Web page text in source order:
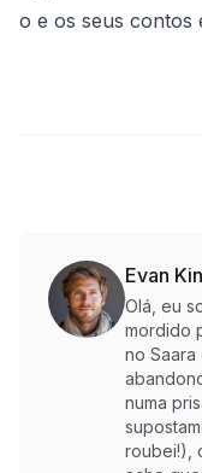
o e os seus contos
Evan
Olá, eu
mordido
no Saara
numa
roubei!),